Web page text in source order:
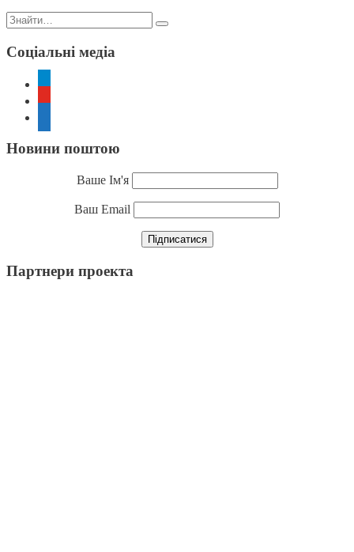
Пошук:
Соціальні медіа
Новини поштою
Ваше Ім'я
Ваш Email
Партнери проекта